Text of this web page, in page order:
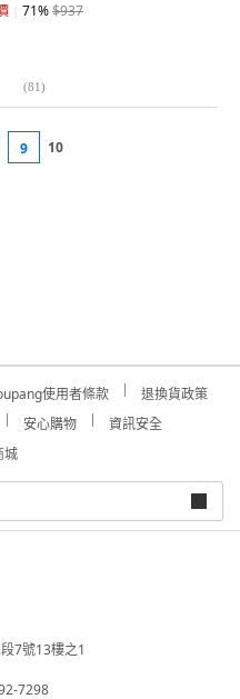
71%$937
(81)
9 10
使用者條款
退換貨政策
安心購物
資訊安全
城
7號13樓之1
7298